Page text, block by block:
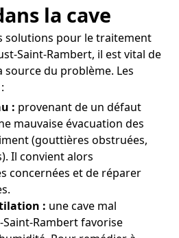
la cave
solutions pour le traitement
Saint-Rambert, il est vital de
du problème. Les
: provenant de un défaut
mauvaise évacuation des
(gouttières obstruées,
Il convient alors
concernées et de réparer
: une cave mal
Saint-Rambert favorise